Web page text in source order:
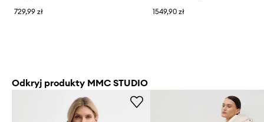
729,99 zł
1549,90 zł
Odkryj produkty MMC STUDIO